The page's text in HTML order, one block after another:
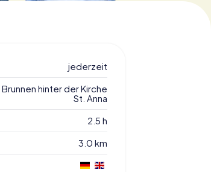
jederzeit
Brunnen hinter der Kirche
St. Anna
2.5 h
3.0 km